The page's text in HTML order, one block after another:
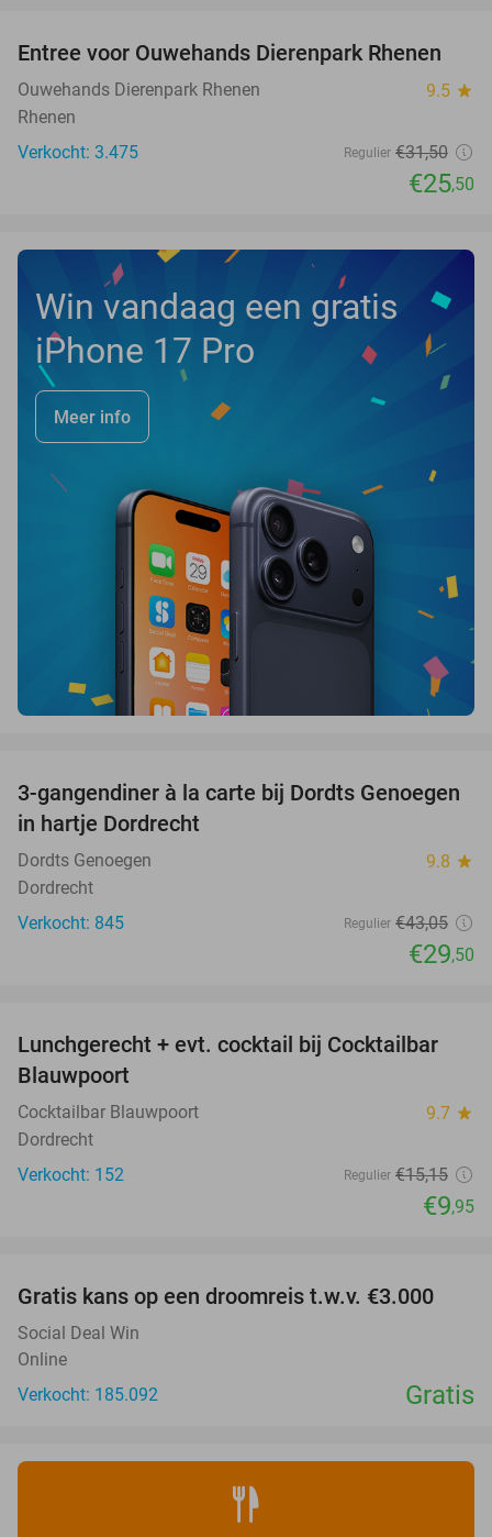
19%
Entree voor Ouwehands Dierenpark Rhenen
Ouwehands Dierenpark Rhenen 9.5 star
Rhenen
Verkocht: 3.475
Regulier €31,50
€25,50
Win vandaag een gratis
iPhone 17 Pro
Meer info
31%
3-gangendiner à la carte bij Dordts Genoegen
in hartje Dordrecht
Dordts Genoegen 9.8 star
Dordrecht
Verkocht: 845
Regulier €43,05
€29,50
34%
Lunchgerecht + evt. cocktail bij Cocktailbar
Blauwpoort
Cocktailbar Blauwpoort 9.7 star
Dordrecht
Verkocht: 152
Regulier €15,15
€9,95
Gratis kans op een droomreis t.w.v. €3.000
Social Deal Win
Online
Verkocht: 185.092
Gratis